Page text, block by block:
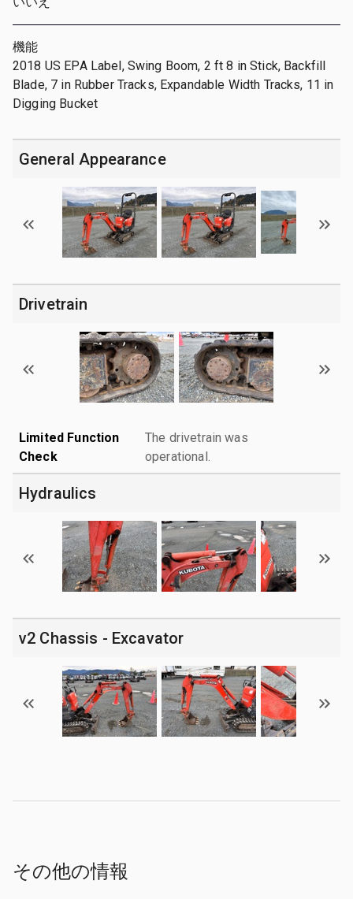
機能
2018 US EPA Label, Swing Boom, 2 ft 8 in Stick, Backfill
Blade, 7 in Rubber Tracks, Expandable Width Tracks, 11 in
Digging Bucket
General Appearance
Drivetrain
Limited Function
Check
The drivetrain was
operational.
Hydraulics
v2 Chassis - Excavator
その他の情報